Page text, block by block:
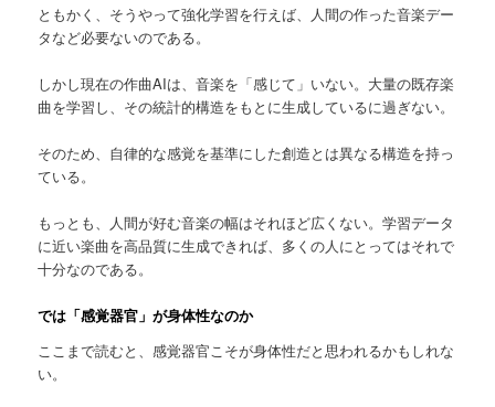
ともかく、そうやって強化学習を行えば、人間の作った音楽デー
タなど必要ないのである。
しかし現在の作曲AIは、音楽を「感じて」いない。大量の既存楽
曲を学習し、その統計的構造をもとに生成しているに過ぎない。
そのため、自律的な感覚を基準にした創造とは異なる構造を持っ
ている。
もっとも、人間が好む音楽の幅はそれほど広くない。学習データ
に近い楽曲を高品質に生成できれば、多くの人にとってはそれで
十分なのである。
では「感覚器官」が身体性なのか
ここまで読むと、感覚器官こそが身体性だと思われるかもしれな
い。